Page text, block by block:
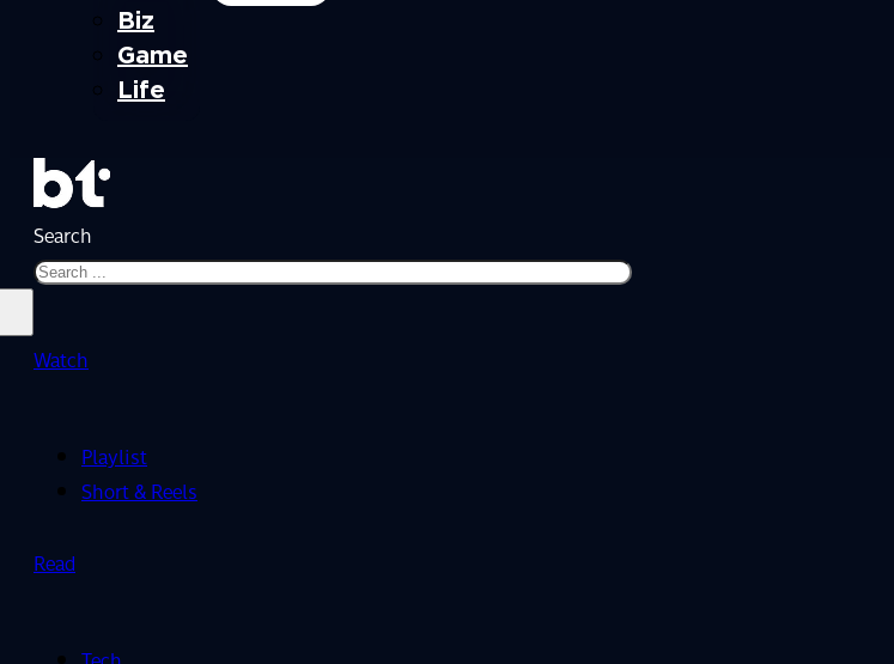
Biz
Game
Life
Search
Watch
Playlist
Short & Reels
Read